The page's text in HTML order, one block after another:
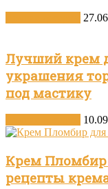
Лучший крем
украшения
под мастику
Крем
рецепты